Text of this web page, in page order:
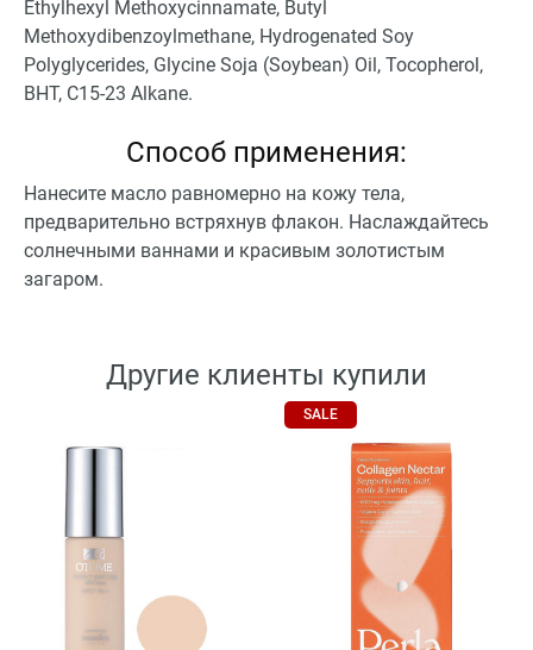
Ethylhexyl Methoxycinnamate, Butyl
Methoxydibenzoylmethane, Hydrogenated Soy
Polyglycerides, Glycine Soja (Soybean) Oil, Tocopherol,
BHT, C15-23 Alkane.
Способ применения:
Нанесите масло равномерно на кожу тела,
предварительно встряхнув флакон. Наслаждайтесь
солнечными ваннами и красивым золотистым
загаром.
Другие клиенты купили
SALE